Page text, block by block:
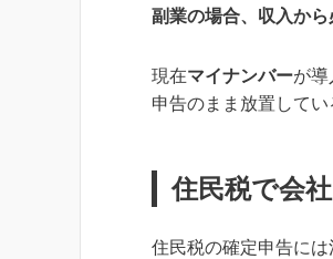
副業の場合、収入か
現在マイナンバーが
申告のまま放置して
住民税で会
住民税の確定申告には